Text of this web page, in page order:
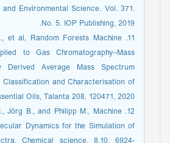
and Environmental Science. Vol. 371.
No. 5. IOP Publishing, 2019.‏
et al, Random Forests Machine
to Gas Chromatography–Mass
Derived Average Mass Spectrum
Classification and Characterisation of
Oils, Talanta 208, 120471, 2020.
M., Jörg B., and Philipp M., Machine
Dynamics for the Simulation of